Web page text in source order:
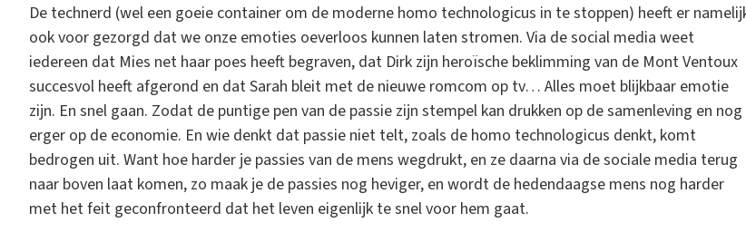
De technerd (wel een goeie container om de moderne homo technologicus in te stoppen) heeft er
ook voor gezorgd dat we onze emoties oeverloos kunnen laten stromen. Via de social media weet
iedereen dat Mies net haar poes heeft begraven, dat Dirk zijn heroïsche beklimming van de Mont Ventoux
succesvol heeft afgerond en dat Sarah bleit met de nieuwe romcom op tv… Alles moet blijkbaar emotie
zijn. En snel gaan. Zodat de puntige pen van de passie zijn stempel kan drukken op de samenleving en nog
erger op de economie. En wie denkt dat passie niet telt, zoals de homo technologicus denkt, komt
bedrogen uit. Want hoe harder je passies van de mens wegdrukt, en ze daarna via de sociale media terug
naar boven laat komen, zo maak je de passies nog heviger, en wordt de hedendaagse mens nog harder
met het feit geconfronteerd dat het leven eigenlijk te snel voor hem gaat.